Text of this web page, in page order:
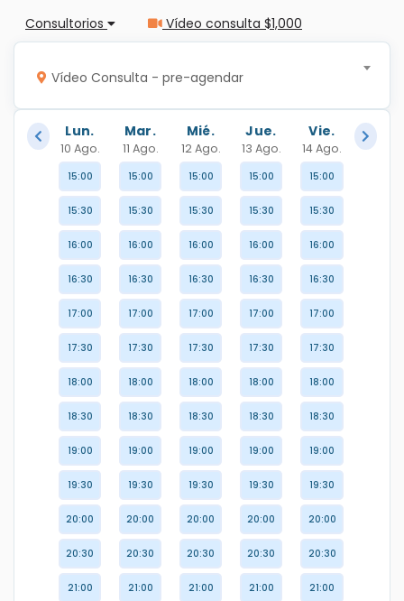
Consultorios Vídeo consulta $1,000
Vídeo Consulta - pre-agendar
Lun.
10 Ago.
Mar.
11 Ago.
Mié.
12 Ago.
Jue.
13 Ago.
Vie.
14 Ago.
15:00
15:30
16:00
16:30
17:00
17:30
18:00
18:30
19:00
19:30
20:00
20:30
21:00
15:00
15:30
16:00
16:30
17:00
17:30
18:00
18:30
19:00
19:30
20:00
20:30
21:00
15:00
15:30
16:00
16:30
17:00
17:30
18:00
18:30
19:00
19:30
20:00
20:30
21:00
15:00
15:30
16:00
16:30
17:00
17:30
18:00
18:30
19:00
19:30
20:00
20:30
21:00
15:00
15:30
16:00
16:30
17:00
17:30
18:00
18:30
19:00
19:30
20:00
20:30
21:00